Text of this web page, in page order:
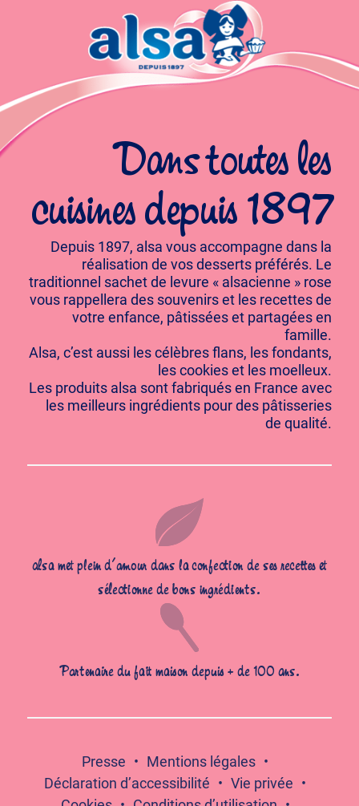
alsa met plein d’amour dans la confection de ses recettes et
sélectionne de bons ingrédients.
Partenaire du fait maison depuis + de 100 ans.
Dans toutes les
cuisines depuis 1897
Depuis 1897, alsa vous accompagne dans la
réalisation de vos desserts préférés. Le
traditionnel sachet de levure « alsacienne » rose
vous rappellera des souvenirs et les recettes de
votre enfance, pâtissées et partagées en
famille.
Alsa, c’est aussi les célèbres flans, les fondants,
les cookies et les moelleux.
Les produits alsa sont fabriqués en France avec
les meilleurs ingrédients pour des pâtisseries
de qualité.
Presse
Mentions légales
Déclaration d’accessibilité
Vie privée